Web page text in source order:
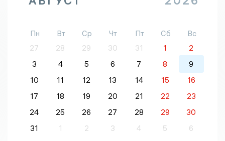
Пн Вт Ср Чт Пт Сб
Вс
27
28 29 30 31 1
2
3
4 5 6 7 8
9
10
11 12 13 14 15
16
17
18 19 20 21 22
23
24
25 26 27 28 29
30
31
1 2 3 4 5 6